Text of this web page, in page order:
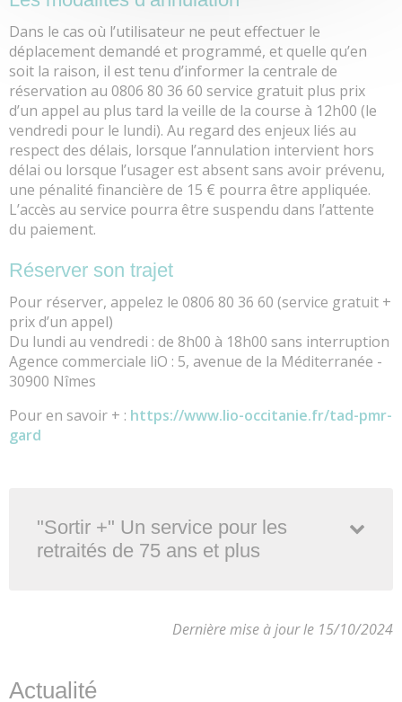
Dans le cas où l’utilisateur ne peut effectuer le
déplacement demandé et programmé, et quelle qu’en
soit la raison, il est tenu d’informer la centrale de
réservation au 0806 80 36 60 service gratuit plus prix
d’un appel au plus tard la veille de la course à 12h00 (le
vendredi pour le lundi). Au regard des enjeux liés au
respect des délais, lorsque l’annulation intervient hors
délai ou lorsque l’usager est absent sans avoir prévenu,
une pénalité financière de 15 € pourra être appliquée.
L’accès au service pourra être suspendu dans l’attente
du paiement.
Réserver son trajet
Pour réserver, appelez le 0806 80 36 60 (service gratuit +
prix d’un appel)
Du lundi au vendredi : de 8h00 à 18h00 sans interruption
Agence commerciale liO : 5, avenue de la Méditerranée -
30900 Nîmes
Pour en savoir + : https://www.lio-occitanie.fr/tad-pmr-
gard
"Sortir +" Un service pour les
retraités de 75 ans et plus
Dernière mise à jour le 15/10/2024
Actualité